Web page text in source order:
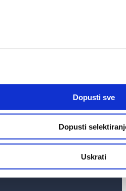
Dopusti sve
Dopusti
Uskrati
korisnike